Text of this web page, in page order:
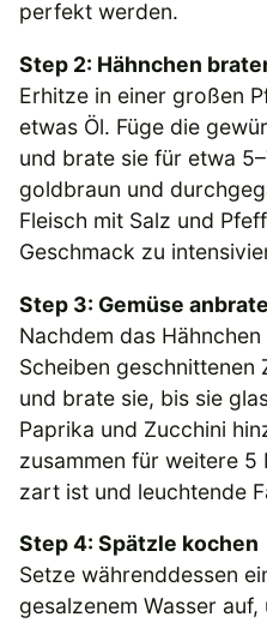
perfekt werden.
Step 2: Hähnchen
Erhitze in einer großen
etwas Öl. Füge die
und brate sie für etwa
goldbraun und
Fleisch mit Salz und
Geschmack zu
Step 3: Gemüse
Nachdem das
Scheiben geschnittenen
und brate sie, bis sie
Paprika und Zucchini
zusammen für weitere 5
zart ist und leuchtende
Step 4: Spätzle kochen
Setze währenddessen
gesalzenem Wasser